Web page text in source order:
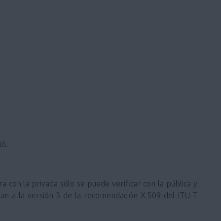
con la privada sólo se puede verificar con la pública y
a la versión 3 de la recomendación X.509 del ITU-T